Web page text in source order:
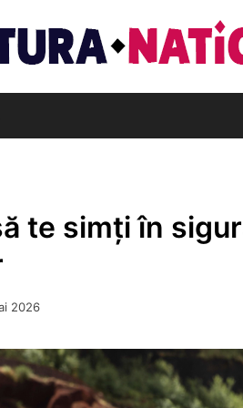
te simți în
2026